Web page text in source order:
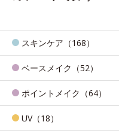
スキンケア（168）
ベースメイク（52）
ポイントメイク（64）
UV（18）